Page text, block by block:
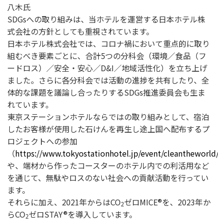
八木氏
SDGsへの取り組みは、当ホテルを運営する日本ホテル株
式会社の方針としても重視されています。
日本ホテル株式会社では、コロナ禍において重点的に取り
組むべき要素ごとに、合計5つの分科会（環境／食品（フ
ードロス）／安全・安心／D&I／地域活性化）を立ち上げ
ました。さらに各分科会では活動の進捗を共有したり、全
体的な課題を議論し合ったりするSDGs推進委員会も生ま
れています。
東京ステーションホテルならではの取り組みとして、宿泊
したお客様が使用した石けんを再生し途上国へ配布するプ
ロジェクトへの参加
（https://www.tokyostationhotel.jp/event/
や、端材から作ったコースターのホテル内での利活用など
を通じて、無駄やロスのない社会への貢献活動を行ってい
ます。
それらに加え、2021年からはCO2ゼロMICE®を、2023年か
らCO2ゼロSTAY®を導入しています。